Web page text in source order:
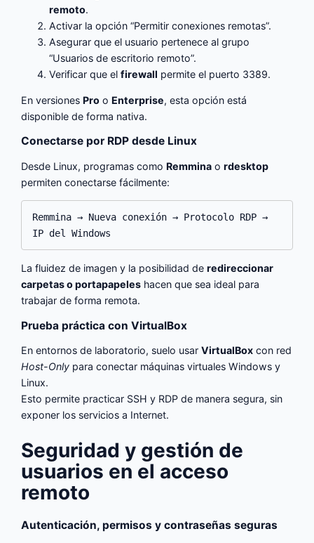
remoto.
Activar la opción “Permitir conexiones remotas”.
Asegurar que el usuario pertenece al grupo
“Usuarios de escritorio remoto”.
Verificar que elfirewall permite el puerto 3389.
En versionesPro oEnterprise, esta opción está
disponible de forma nativa.
Conectarse por RDP desde Linux
Desde Linux, programas comoRemmina ordesktop
permiten conectarse fácilmente:
Remmina → Nueva conexión → Protocolo RDP →
La fluidez de imagen y la posibilidad deredireccionar
carpetas o portapapeles hacen que sea ideal para
trabajar de forma remota.
Prueba práctica con VirtualBox
En entornos de laboratorio, suelo usarVirtualBox con red
Host-Only para conectar máquinas virtuales Windows y
Linux.
Esto permite practicar SSH y RDP de manera segura, sin
exponer los servicios a Internet.
Seguridad y gestión de
usuarios en el acceso
remoto
Autenticación, permisos y contraseñas seguras